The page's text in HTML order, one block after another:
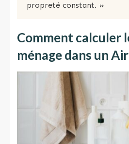
propreté constant. »
Comment calculer
ménage dans un